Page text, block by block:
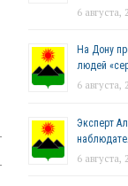
6 августа,
На Дону
людей
6 августа,
Эксперт
6 августа,